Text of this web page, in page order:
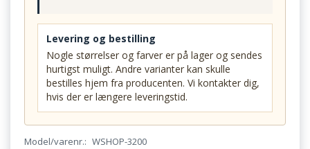
Levering og bestilling
Nogle størrelser og farver er på lager og sendes
hurtigst muligt. Andre varianter kan skulle
bestilles hjem fra producenten. Vi kontakter dig,
hvis der er længere leveringstid.
Model/varenr.: WSHOP-3200